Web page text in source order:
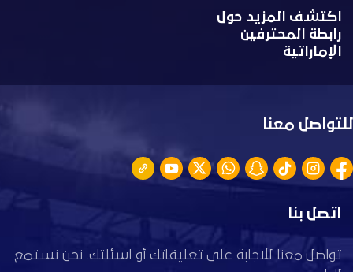
اكتشف المزيد حول
رابطة المحترفين
الإماراتية
للتواصل معنا
اتصل بنا
تواصل معنا للاجابة على تعليقاتك أو اسئلتك. نحن نستمع